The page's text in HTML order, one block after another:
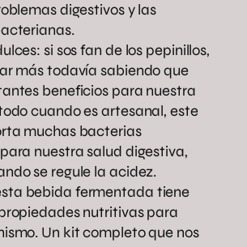
digestivos y las
si sos fan de los pepinillos,
más todavía sabiendo que
beneficios para nuestra
cuando es artesanal, este
muchas bacterias
nuestra salud digestiva,
se regule la acidez.
bebida fermentada tiene
nutritivas para
Un kit completo que nos